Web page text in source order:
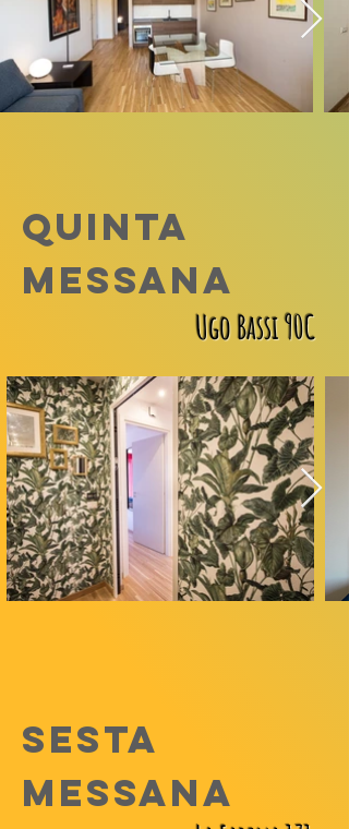
QUINTA
MESSANA
Ugo Bassi 90C
SESta
MESSANA